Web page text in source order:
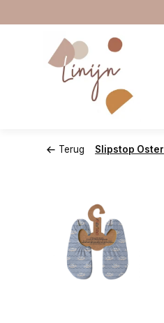
Terug Slipstop Oster